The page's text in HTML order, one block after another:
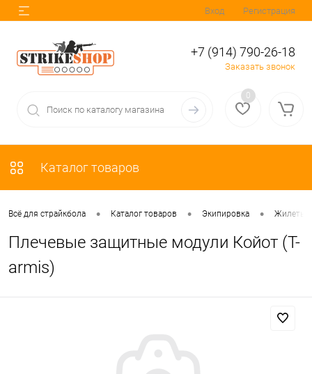
Вход Регистрация
+7 (914) 790-26-18
Заказать звонок
0
Каталог товаров
Всё для страйкбола • Каталог товаров • Экипировка • Жилеты и
Плечевые защитные модули Койот (T-
armis)